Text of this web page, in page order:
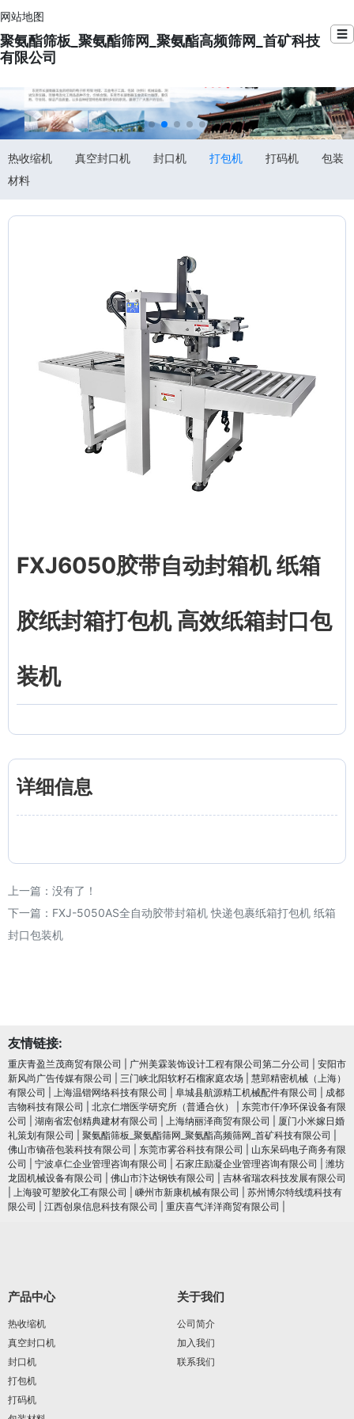
网站地图
聚氨酯筛板_聚氨酯筛网_聚氨酯高频筛网_首矿科技
有限公司
☰
热收缩机 真空封口机 封口机 打包机 打码机
包装
材料
FXJ6050胶带自动封箱机 纸箱
胶纸封箱打包机 高效纸箱封口包
装机
详细信息
上一篇：没有了！
下一篇： FXJ-5050AS全自动胶带封箱机 快递包裹纸箱打包机 纸箱
封口包装机
友情链接:
重庆青盈兰茂商贸有限公司 广州美霖装饰设计工程有限公司第二分公司
安阳市
新风尚广告传媒有限公司
三门峡北阳软籽石榴家庭农场
慧郢精密机械（上海）
有限公司
上海温锴网络科技有限公司 阜城县航源精工机械配件有限公司
成都
吉物科技有限公司
北京仁增医学研究所（普通合伙）
东莞市仟净环保设备有限
公司
湖南省宏创精典建材有限公司 上海纳丽泽商贸有限公司
厦门小米嫁日婚
礼策划有限公司
聚氨酯筛板_聚氨酯筛网_聚氨酯高频筛网_首矿科技有限公司
佛山市镝蓓包装科技有限公司
东莞市雾谷科技有限公司
山东呆码电子商务有限
公司
宁波卓仁企业管理咨询有限公司 石家庄励凝企业管理咨询有限公司
潍坊
龙固机械设备有限公司
佛山市汴达钢铁有限公司
吉林省瑞农科技发展有限公司
上海骏可塑胶化工有限公司 嵊州市新康机械有限公司
苏州博尔特线缆科技有
限公司
江西创泉信息科技有限公司 重庆喜气洋洋商贸有限公司
产品中心
热收缩机
真空封口机
封口机
打包机
打码机
关于我们
公司简介
加入我们
联系我们